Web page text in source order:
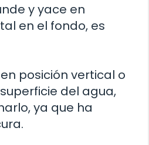
y yace en
en el fondo, es
posición vertical o
del agua,
ya que ha